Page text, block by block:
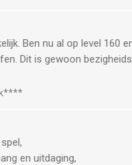
Ben nu al op level 160
Dit is gewoon
en uitdaging,